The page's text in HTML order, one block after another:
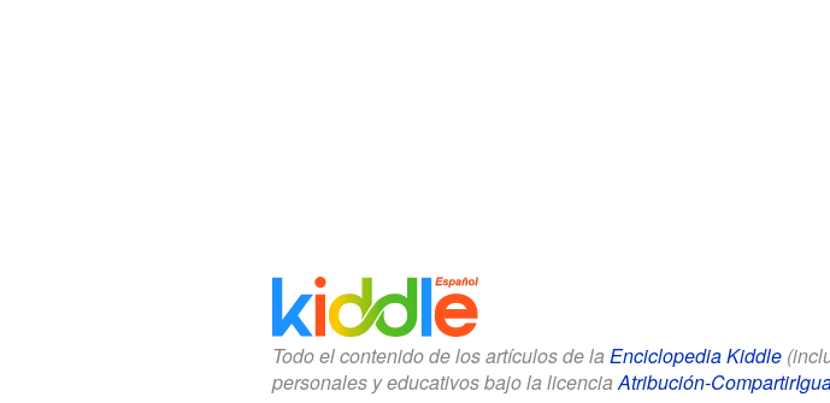
Todo el contenido de los artículos de la Enciclopedia Kiddle
personales y educativos bajo la licenciaAtribución-